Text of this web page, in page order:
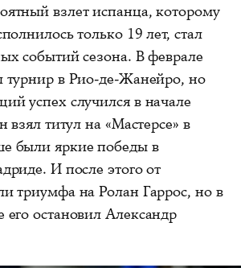
взлет испанца, которому
только 19 лет, стал
событий сезона. В феврале
турнир в Рио-де-Жанейро, но
успех случился в начале
взял титул на «Мастерсе» в
были яркие победы в
И после этого от
триумфа на Ролан Гаррос, но в
его остановил Александр